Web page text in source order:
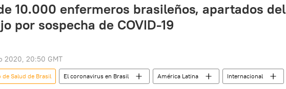
10.000 enfermeros brasileños, apartados del
por sospecha de COVID-19
2020, 20:50 GMT
Salud de Brasil El coronavirus en Brasil América Latina
Internacional